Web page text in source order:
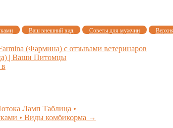
Ваш внешний вид Советы для мужчин
(Фармина) с отзывами ветеринаров
| Ваши Питомцы
Ламп Таблица •
• Виды комбикорма →